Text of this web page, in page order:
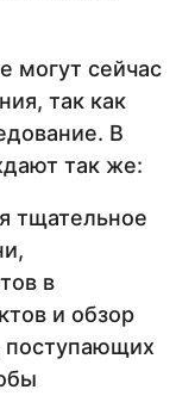
могут сейчас
так как
В
так же:
тщательное
в
и обзор
поступающих